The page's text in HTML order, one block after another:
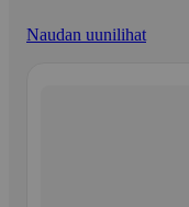
Naudan uunilihat